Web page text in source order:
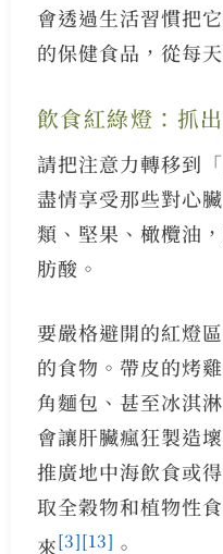
會透過生活習慣把
的保健食品，從每
飲食紅綠燈：抓
請把注意力轉移到
盡情享受那些對心
類、堅果、橄欖油
肪酸。
要嚴格避開的紅燈
的食物。帶皮的烤
角麵包、甚至冰淇
會讓肝臟瘋狂製造
推廣地中海飲食或
取全穀物和植物性
來[3][13] 。